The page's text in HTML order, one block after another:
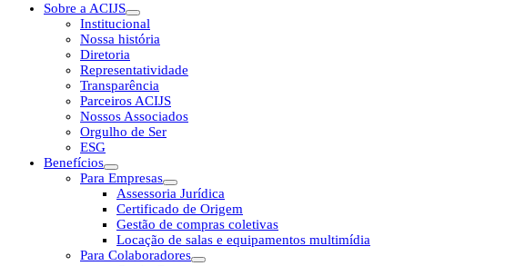
Sobre a ACIJS
Institucional
Nossa história
Diretoria
Representatividade
Transparência
Parceiros ACIJS
Nossos Associados
Orgulho de Ser
ESG
Benefícios
Para Empresas
Assessoria Jurídica
Certificado de Origem
Gestão de compras coletivas
Locação de salas e equipamentos multimídia
Para Colaboradores